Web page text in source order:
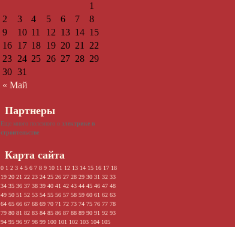
« Май
1
2
3 4 5 6 7
8
9
10 11 12 13 14 15
16
17 18 19 20 21
22
23
24 25 26 27 28 29
30 31
Партнеры
Еще много полезного о электрике в
строительстве
Карта сайта
0 1 2 3 4 5 6 7 8 9 10 11 12 13 14 15 16 17 18
19 20 21 22 23 24 25 26 27 28 29 30 31 32 33
34 35 36 37 38 39 40 41 42 43 44 45 46 47 48
49 50 51 52 53 54 55 56 57 58 59 60 61 62 63
64 65 66 67 68 69 70 71 72 73 74 75 76 77 78
79 80 81 82 83 84 85 86 87 88 89 90 91 92 93
94 95 96 97 98 99 100 101 102 103 104 105